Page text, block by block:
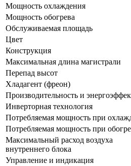
Мощность охлаждения
Мощность обогрева
Обслуживаемая площадь
Цвет
Конструкция
Максимальная длина магистрали
Перепад высот
Хладагент (фреон)
Производительность и
Инверторная технология
Потребляемая мощность при
Потребляемая мощность при
Максимальный расход воздуха
внутреннего блока
Управление и индикация